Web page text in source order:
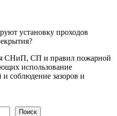
установку проходов
СНиП, СП и правил пожарной
использование
соблюдение зазоров и
Поиск